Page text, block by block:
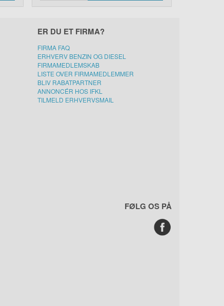
ER DU ET FIRMA?
FIRMA FAQ
ERHVERV BENZIN OG DIESEL
FIRMAMEDLEMSKAB
LISTE OVER FIRMAMEDLEMMER
BLIV RABATPARTNER
ANNONCÉR HOS IFKL
TILMELD ERHVERVSMAIL
FØLG OS PÅ